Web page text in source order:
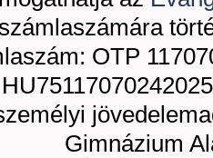
OTP
Gimnázium